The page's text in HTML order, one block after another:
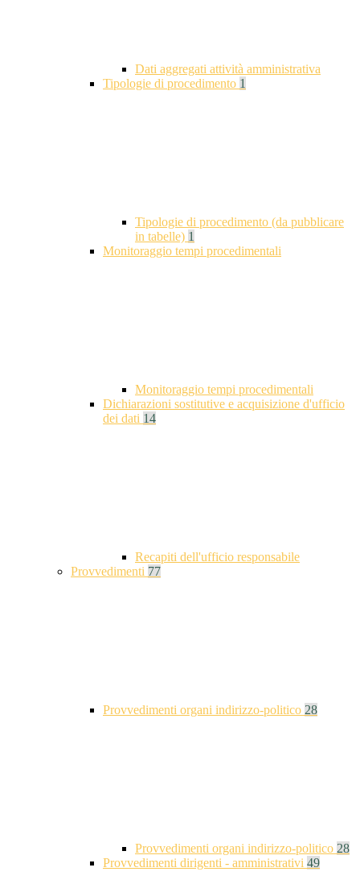
Dati aggregati attività amministrativa
Tipologie di procedimento 1
Tipologie di procedimento (da pubblicare
in tabelle) 1
Monitoraggio tempi procedimentali
Monitoraggio tempi procedimentali
Dichiarazioni sostitutive e acquisizione d'ufficio
dei dati 14
Recapiti dell'ufficio responsabile
Provvedimenti 77
Provvedimenti organi indirizzo-politico 28
Provvedimenti organi indirizzo-politico 28
Provvedimenti dirigenti - amministrativi 49